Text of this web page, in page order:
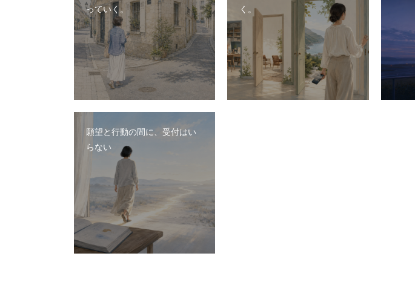
っていく。
く。
願望と行動の間に、受付はい
らない